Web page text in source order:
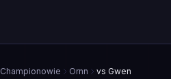
Championowie Ornn vs Gwen